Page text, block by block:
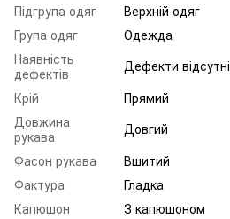
Підгрупа одяг
Верхній одяг
Група одяг
Одежда
Наявність
дефектів
Дефекти відсутні
Крій
Прямий
Довжина
рукава
Довгий
Фасон рукава
Вшитий
Фактура
Гладка
Капюшон
З капюшоном